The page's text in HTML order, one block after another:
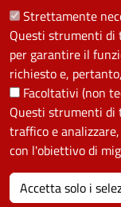
Strettamente
Questi strumenti di
per garantire il
richiesto e,
Facoltativi (non
Questi strumenti di
traffico e
con l'obiettivo di
Accetta solo i
PRIVACY
Useful
La Privacy nel
PRIVACY